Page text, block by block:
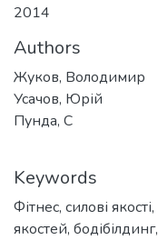
2014
Authors
Жуков, Володимир
Усачов, Юрій
Пунда, С
Keywords
Фітнес, силові якості,
якостей, бодібілдинг,